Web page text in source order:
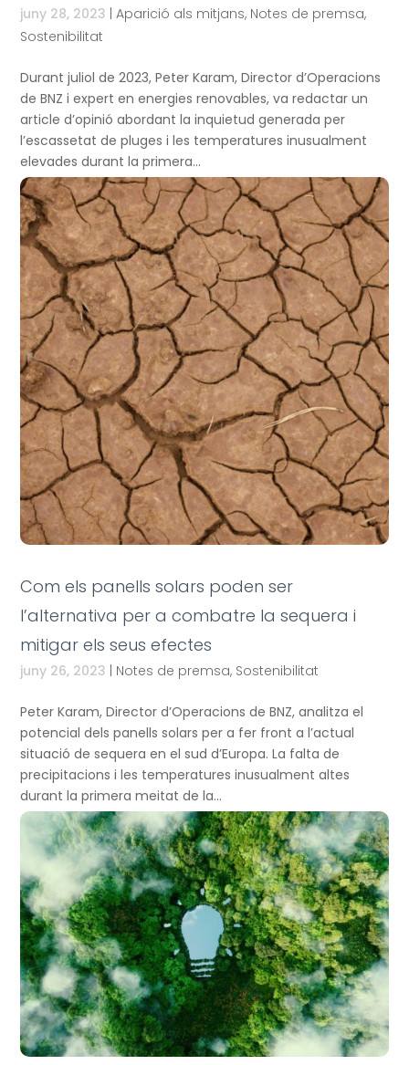
juny 28, 2023 |Aparició als mitjans, Notes de premsa,
Sostenibilitat
Durant juliol de 2023, Peter Karam, Director d’Operacions
de BNZ i expert en energies renovables, va redactar un
article d’opinió abordant la inquietud generada per
l’escassetat de pluges i les temperatures inusualment
elevades durant la primera...
Com els panells solars poden ser
l’alternativa per a combatre la sequera i
mitigar els seus efectes
juny 26, 2023 | Notes de premsa, Sostenibilitat
Peter Karam, Director d’Operacions de BNZ, analitza el
potencial dels panells solars per a fer front a l’actual
situació de sequera en el sud d’Europa. La falta de
precipitacions i les temperatures inusualment altes
durant la primera meitat de la...